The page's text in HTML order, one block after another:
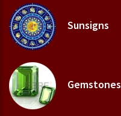
Sunsigns
Gemstones